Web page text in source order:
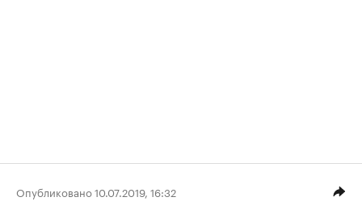
Опубликовано 10.07.2019, 16:32